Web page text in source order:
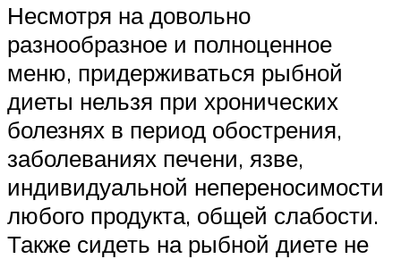
Несмотря на довольно
разнообразное и полноценное
меню, придерживаться рыбной
диеты нельзя при хронических
болезнях в период обострения,
заболеваниях печени, язве,
индивидуальной непереносимости
любого продукта, общей слабости.
Также сидеть на рыбной диете не